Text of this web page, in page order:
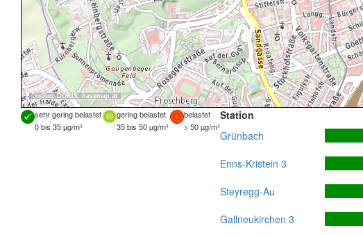
Quellen:DORIS, basemap.at
sehr gering belastet gering belastet
belastet
0 bis 35 µg/m³
35 bis 50 µg/m³ > 50 µg/m³
Station
Grünbach
Enns-Kristein 3
Steyregg-Au
Gallneukirchen 3